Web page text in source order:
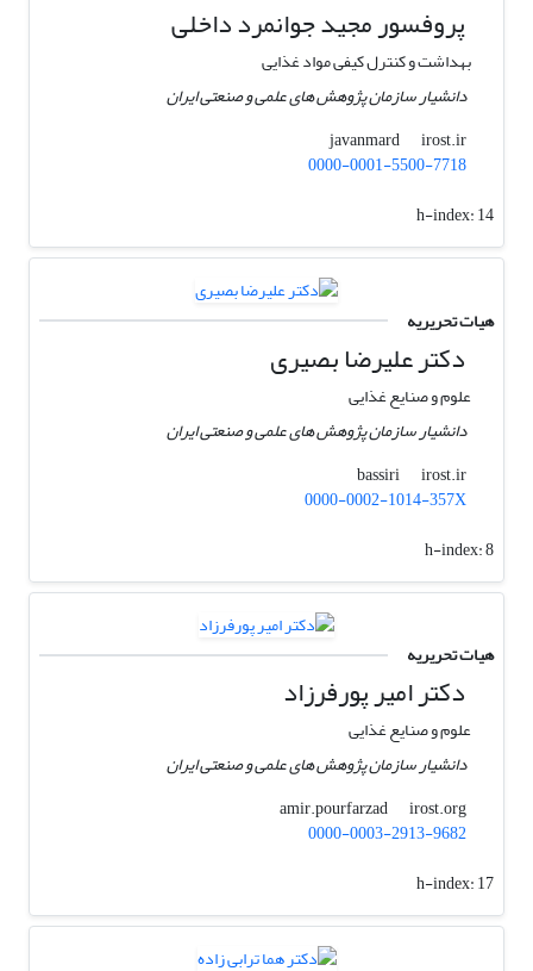
پروفسور مجید جوانمرد داخلی
بهداشت و کنترل کیفی مواد غذایی
دانشیار سازمان پژوهش های علمی و صنعتی ایران
javanmard
irost.ir
0000-0001-5500-7718
h-index:14
هیات تحریریه
دکتر علیرضا بصیری
علوم و صنایع غذایی
دانشیار سازمان پژوهش های علمی و صنعتی ایران
bassiri
irost.ir
0000-0002-1014-357X
h-index:8
هیات تحریریه
دکتر امیر پورفرزاد
علوم و صنایع غذایی
دانشیار سازمان پژوهش های علمی و صنعتی ایران
amir.pourfarzad
irost.org
0000-0003-2913-9682
h-index:17